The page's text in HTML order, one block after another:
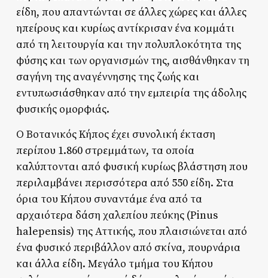
είδη, που απαντώνται σε άλλες χώρες και άλλες
ηπείρους και κυρίως αντίκρισαν ένα κομμάτι
από τη λειτουργία και την πολυπλοκότητα της
φύσης και των οργανισμών της, αισθάνθηκαν τη
σαγήνη της αναγέννησης της ζωής και
εντυπωσιάσθηκαν από την εμπειρία της άδολης
φυσικής ομορφιάς.
Ο Βοτανικός Κήπος έχει συνολική έκταση
περίπου 1.860 στρεμμάτων, τα οποία
καλύπτονται από φυσική κυρίως βλάστηση που
περιλαμβάνει περισσότερα από 550 είδη. Στα
όρια του Κήπου συναντάμε ένα από τα
αρχαιότερα δάση χαλεπίου πεύκης (Pinus
halepensis) της Αττικής, που πλαισιώνεται από
ένα φυσικό περιβάλλον από σκίνα, πουρνάρια
και άλλα είδη. Μεγάλο τμήμα του Κήπου